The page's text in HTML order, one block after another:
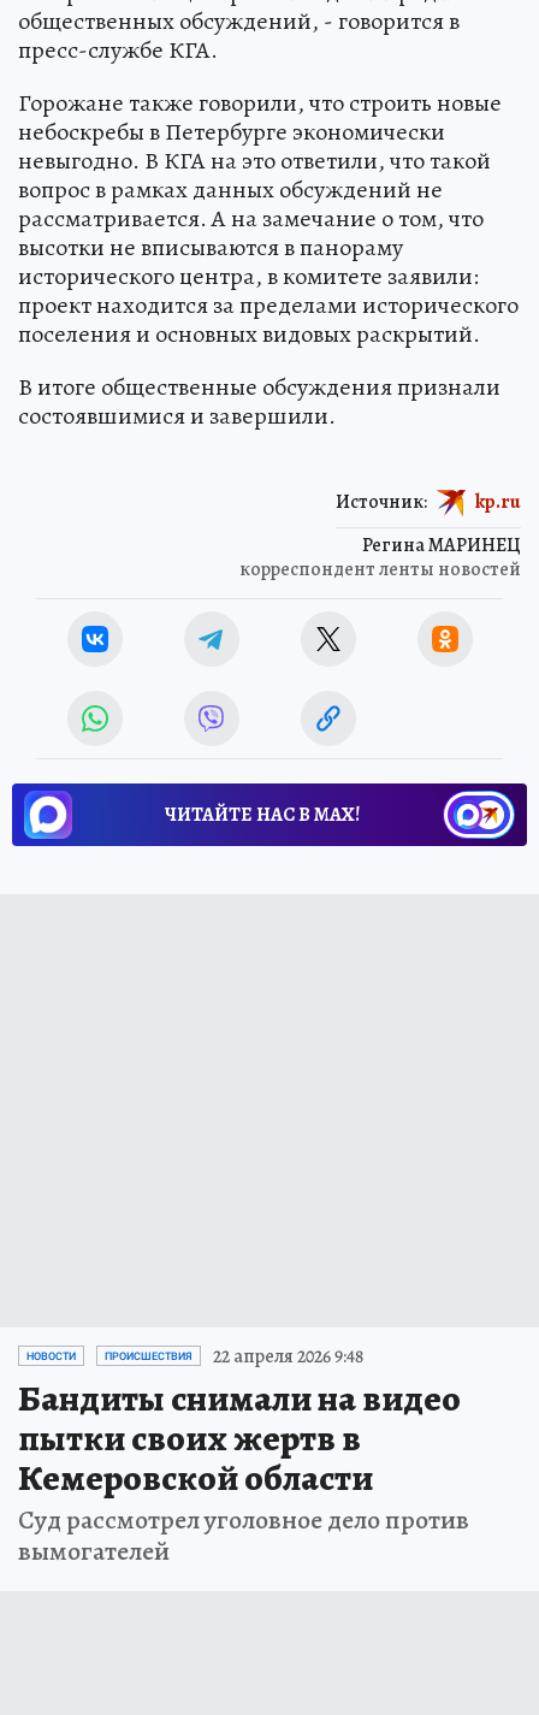
общественных обсуждений, - говорится в
пресс-службе КГА.
Горожане также говорили, что строить новые
небоскребы в Петербурге экономически
невыгодно. В КГА на это ответили, что такой
вопрос в рамках данных обсуждений не
рассматривается. А на замечание о том, что
высотки не вписываются в панораму
исторического центра, в комитете заявили:
проект находится за пределами исторического
поселения и основных видовых раскрытий.
В итоге общественные обсуждения признали
состоявшимися и завершили.
Регина МАРИНЕЦ
корреспондент ленты новостей
Источник: kp.ru
ЧИТАЙТЕ НАС В МАХ!
НОВОСТИ ПРОИСШЕСТВИЯ 22 апреля 2026 9:48
Бандиты снимали на видео
пытки своих жертв в
Кемеровской области
Суд рассмотрел уголовное дело против
вымогателей